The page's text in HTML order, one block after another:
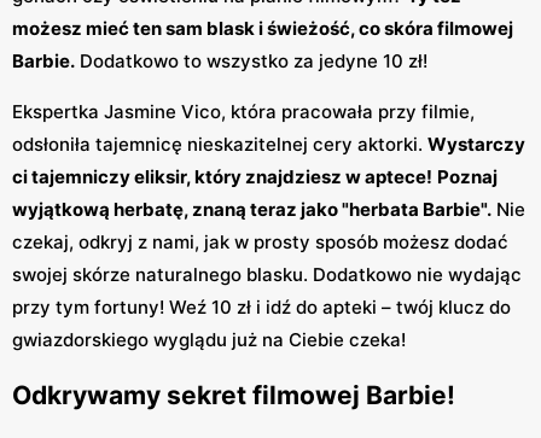
możesz mieć ten sam blask i świeżość, co skóra filmowej
Barbie. Dodatkowo to wszystko za jedyne 10 zł!
Ekspertka Jasmine Vico, która pracowała przy filmie,
odsłoniła tajemnicę nieskazitelnej cery aktorki. Wystarczy
ci tajemniczy eliksir, który znajdziesz w aptece! Poznaj
wyjątkową herbatę, znaną teraz jako "herbata Barbie". Nie
czekaj, odkryj z nami, jak w prosty sposób możesz dodać
swojej skórze naturalnego blasku. Dodatkowo nie wydając
przy tym fortuny! Weź 10 zł i idź do apteki – twój klucz do
gwiazdorskiego wyglądu już na Ciebie czeka!
Odkrywamy sekret filmowej Barbie!